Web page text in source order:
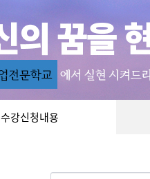
수강신청내용